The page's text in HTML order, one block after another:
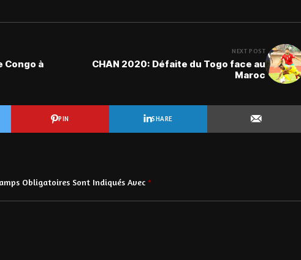
Congo à
NEXT POST
CHAN 2020: Défaite du Togo face au
Maroc
PIN SHARE
Obligatoires Sont Indiqués Avec *